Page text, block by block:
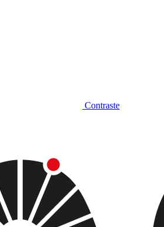
Contraste